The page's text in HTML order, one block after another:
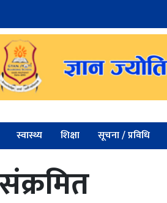
स्वास्थ्य शिक्षा सूचना / प्रविधि